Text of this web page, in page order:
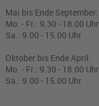
Mai bis Ende September:
Mo. - Fr.: 9.30 - 18.00 Uhr
Sa.: 9.00 - 15.00 Uhr
Oktober bis Ende April:
Mo. - Fr.: 9.30 - 18.00 Uhr
Sa.: 9.00 - 15.00 Uhr